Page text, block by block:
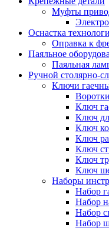
Муфты
Оснастка
Оправка к
Паяльное
Паяльная
Ручной столярно-
Ключи
Ключ
Ключ
Ключ
Ключ
Ключ
Ключ
Ключ
Наборы
Набор
Набор
Набор
Набор